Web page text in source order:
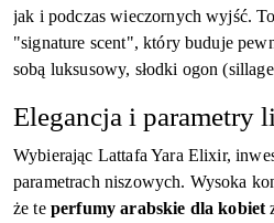
jak i podczas wieczornych wyjść. To
"signature scent", który buduje
sobą luksusowy, słodki ogon
Elegancja i parametry
Wybierając Lattafa Yara Elixir,
parametrach niszowych. Wysoka
że te perfumy arabskie dla kobiet